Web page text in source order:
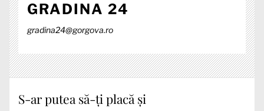
GRADINA 24
gradina24@gorgova.ro
S-ar putea să-ți placă și